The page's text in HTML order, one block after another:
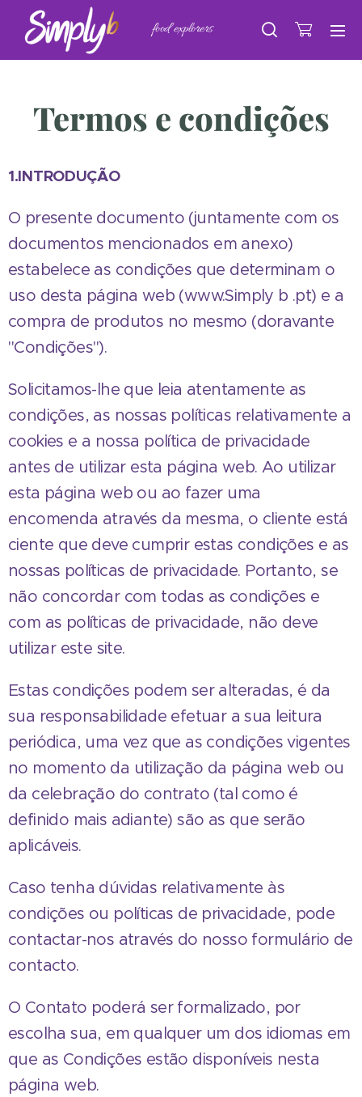
food explorers
Termos e condições
1.INTRODUÇÃO
O presente documento (juntamente com os
documentos mencionados em anexo)
estabelece as condições que determinam o
uso desta página web (www.Simply b .pt) e a
compra de produtos no mesmo (doravante
"Condições").
Solicitamos-lhe que leia atentamente as
condições, as nossas políticas relativamente a
cookies e a nossa política de privacidade
antes de utilizar esta página web. Ao utilizar
esta página web ou ao fazer uma
encomenda através da mesma, o cliente está
ciente que deve cumprir estas condições e as
nossas políticas de privacidade. Portanto, se
não concordar com todas as condições e
com as políticas de privacidade, não deve
utilizar este site.
Estas condições podem ser alteradas, é da
sua responsabilidade efetuar a sua leitura
periódica, uma vez que as condições vigentes
no momento da utilização da página web ou
da celebração do contrato (tal como é
definido mais adiante) são as que serão
aplicáveis.
Caso tenha dúvidas relativamente às
condições ou políticas de privacidade, pode
contactar-nos através do nosso formulário de
contacto.
O Contato poderá ser formalizado, por
escolha sua, em qualquer um dos idiomas em
que as Condições estão disponíveis nesta
página web.